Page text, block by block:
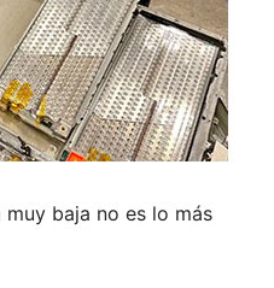
baja no es lo más